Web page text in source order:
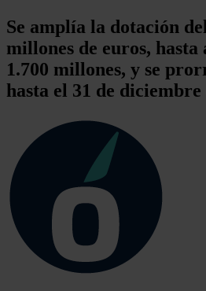
Se amplía la dotación
millones de euros, hasta
1.700 millones, y se
hasta el 31 de diciembre